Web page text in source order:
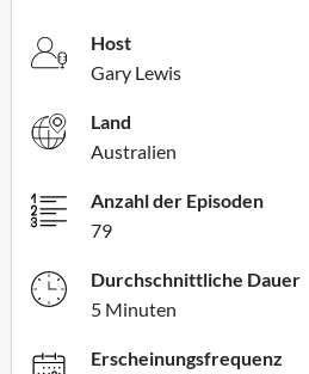
Host
Gary Lewis
Land
Australien
Anzahl der Episoden
79
Durchschnittliche Dauer
5 Minuten
Erscheinungsfrequenz